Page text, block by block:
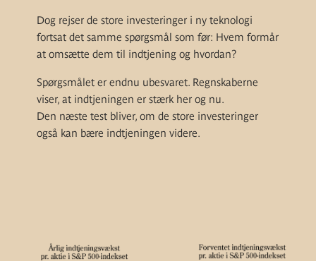
Dog rejser de store investeringer i ny teknologi
fortsat det samme spørgsmål som før: Hvem formår
at omsætte dem til indtjening og hvordan?
Spørgsmålet er endnu ubesvaret. Regnskaberne
viser, at indtjeningen er stærk her og nu.
Den næste test bliver, om de store investeringer
også kan bære indtjeningen videre.